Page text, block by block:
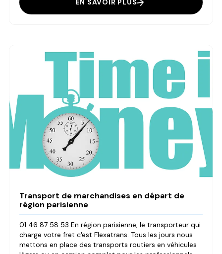
EN SAVOIR PLUS
Transport de marchandises en départ de
région parisienne
01 46 87 58 53 En région parisienne, le transporteur qui
charge votre fret c'est Flexatrans. Tous les jours nous
mettons en place des transports routiers en véhicules